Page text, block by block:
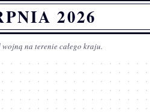
2026
na terenie całego kraju.